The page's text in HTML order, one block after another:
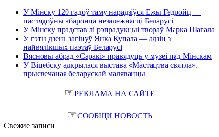
У Мінску 120 гадоў таму нарадзіўся Ежы Гедройц —
паслядоўны абаронца незалежнасці Беларусі
У Мінску прадставілі рэпрадукцыі твораў Марка Шагала
У гэты дзень загінуў Янка Купала — адзін з
найвялікшых паэтаў Беларусі
Вясновы абрад «Саракі» правядуць у музеі пад Мінскам
У Віцебску адкрылася выстава «Мастацтва святла»,
прысвечаная беларускай маляванцы
☞РЕКЛАМА НА САЙТЕ
☞СООБЩИ НОВОСТЬ
Свежие записи